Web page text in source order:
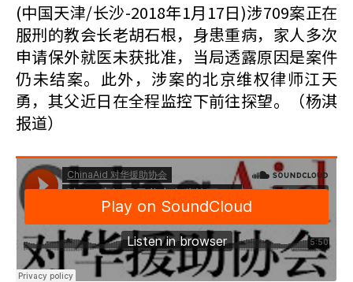
(中国天津/长沙-2018年1月17日)涉709案正在
服刑的教会长老胡石根，身患重病，家人多次
申请保外就医未获批准，当局透露原因是案件
仍未结案。此外，涉案的北京维权律师江天
勇，其父近日在全程监控下前往探望。（杨淇
报道）